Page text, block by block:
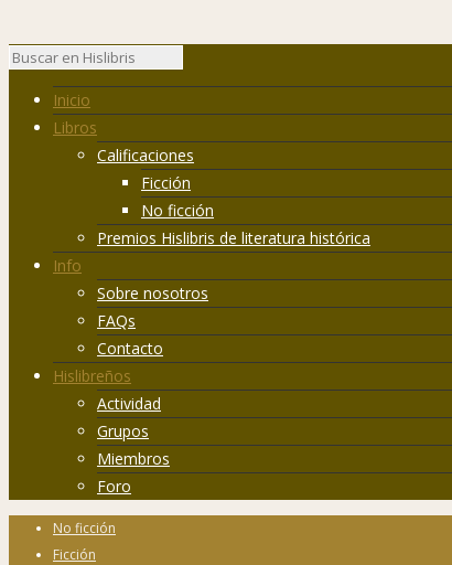
Inicio
Libros
Calificaciones
Ficción
No ficción
Premios Hislibris de literatura histórica
Info
Sobre nosotros
FAQs
Contacto
Hislibreños
Actividad
Grupos
Miembros
Foro
No ficción
Ficción